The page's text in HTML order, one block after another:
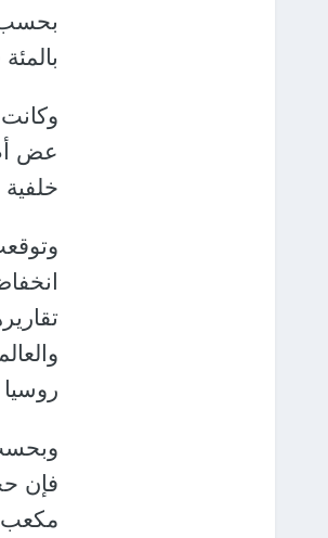
بالمئة في عام 2022 بعد قطع
عض
خلفية
روسيا
مكعب